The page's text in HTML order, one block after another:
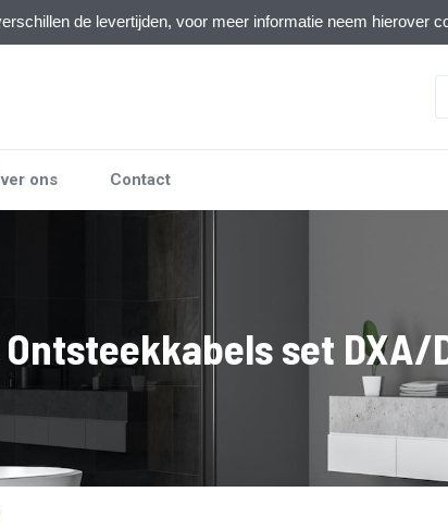
de levertijden, voor meer informatie neem hierover
ons Contact
Ontsteekkabels set DXA/